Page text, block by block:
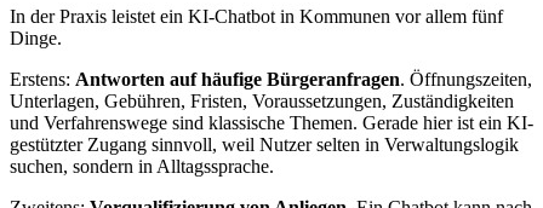
In der Praxis leistet ein KI-Chatbot in Kommunen vor allem fünf
Dinge.
Erstens: Antworten auf häufige Bürgeranfragen. Öffnungszeiten,
Unterlagen, Gebühren, Fristen, Voraussetzungen, Zuständigkeiten
und Verfahrenswege sind klassische Themen. Gerade hier ist ein KI-
gestützter Zugang sinnvoll, weil Nutzer selten in Verwaltungslogik
suchen, sondern in Alltagssprache.